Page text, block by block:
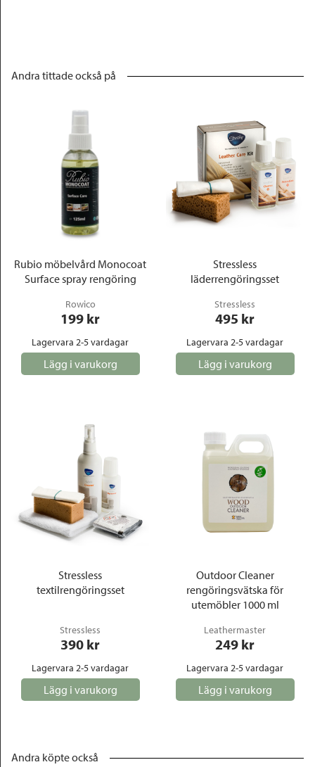
Andra tittade också på
Rubio möbelvård Monocoat
Surface spray rengöring
Rowico
199 kr
Lagervara 2-5 vardagar
Lägg i varukorg
Stressless
läderrengöringsset
Stressless
495 kr
Lagervara 2-5 vardagar
Lägg i varukorg
Stressless
textilrengöringsset
Stressless
390 kr
Lagervara 2-5 vardagar
Lägg i varukorg
Outdoor Cleaner
rengöringsvätska för
utemöbler 1000 ml
Leathermaster
249 kr
Lagervara 2-5 vardagar
Lägg i varukorg
Andra köpte också